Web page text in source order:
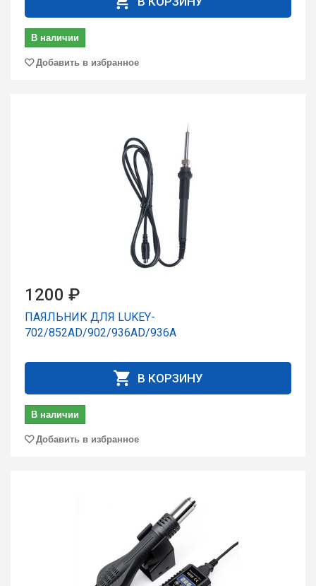
В наличии
Добавить в избранное
1200 ₽
ПАЯЛЬНИК ДЛЯ LUKEY-
702/852AD/902/936AD/936A
В КОРЗИНУ
В наличии
Добавить в избранное